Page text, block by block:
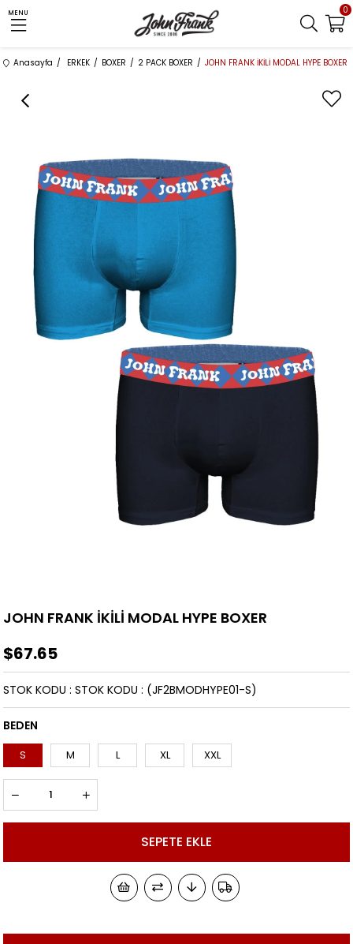
MENU 0
Anasayfa ERKEK BOXER 2 PACK BOXER JOHN FRANK İKİLİ MODAL HYPE BOXER
JOHN FRANK İKİLİ MODAL HYPE BOXER
$67.65
(JF2BMODHYPE01-S)
STOK KODU STOK KODU
BEDEN
S M L XL XXL